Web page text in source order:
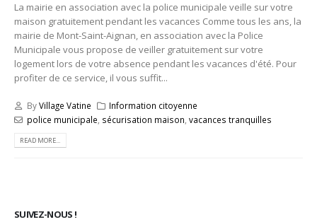
La mairie en association avec la police municipale veille sur votre
maison gratuitement pendant les vacances Comme tous les ans, la
mairie de Mont-Saint-Aignan, en association avec la Police
Municipale vous propose de veiller gratuitement sur votre
logement lors de votre absence pendant les vacances d'été. Pour
profiter de ce service, il vous suffit...
ByVillage Vatine
Information citoyenne
police municipale sécurisation maison vacances tranquilles
READ MORE...
SUIVEZ-NOUS !